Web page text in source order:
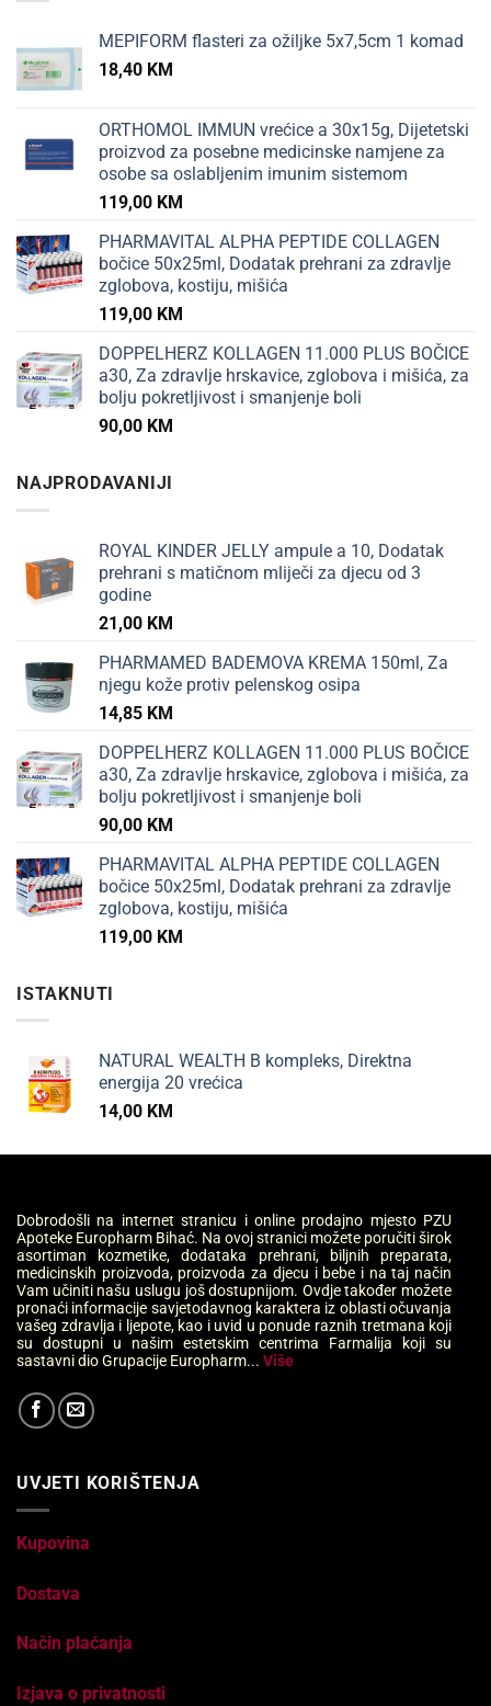
MEPIFORM flasteri za ožiljke 5x7,5cm 1 komad
18,40 KM
ORTHOMOL IMMUN vrećice a 30x15g, Dijetetski
proizvod za posebne medicinske namjene za
osobe sa oslabljenim imunim sistemom
119,00 KM
PHARMAVITAL ALPHA PEPTIDE COLLAGEN
bočice 50x25ml, Dodatak prehrani za zdravlje
zglobova, kostiju, mišića
119,00 KM
DOPPELHERZ KOLLAGEN 11.000 PLUS BOČICE
a30, Za zdravlje hrskavice, zglobova i mišića, za
bolju pokretljivost i smanjenje boli
90,00 KM
NAJPRODAVANIJI
ROYAL KINDER JELLY ampule a 10, Dodatak
prehrani s matičnom mliječi za djecu od 3
godine
21,00 KM
PHARMAMED BADEMOVA KREMA 150ml, Za
njegu kože protiv pelenskog osipa
14,85 KM
DOPPELHERZ KOLLAGEN 11.000 PLUS BOČICE
a30, Za zdravlje hrskavice, zglobova i mišića, za
bolju pokretljivost i smanjenje boli
90,00 KM
PHARMAVITAL ALPHA PEPTIDE COLLAGEN
bočice 50x25ml, Dodatak prehrani za zdravlje
zglobova, kostiju, mišića
119,00 KM
ISTAKNUTI
NATURAL WEALTH B kompleks, Direktna
energija 20 vrećica
14,00 KM
Dobrodošli na internet stranicu i online prodajno mjesto PZU
Apoteke Europharm Bihać. Na ovoj stranici možete poručiti širok
asortiman kozmetike, dodataka prehrani, biljnih preparata,
medicinskih proizvoda, proizvoda za djecu i bebe i na taj način
Vam učiniti našu uslugu još dostupnijom. Ovdje također možete
pronaći informacije savjetodavnog karaktera iz oblasti očuvanja
vašeg zdravlja i ljepote, kao i uvid u ponude raznih tretmana koji
su dostupni u našim estetskim centrima Farmalija koji su
sastavni dio Grupacije Europharm... Više
UVJETI KORIŠTENJA
Kupovina
Dostava
Način plaćanja
Izjava o privatnosti